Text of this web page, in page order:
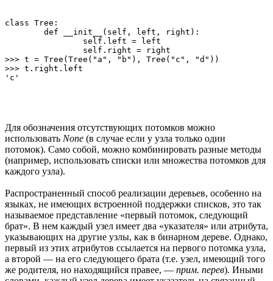
class Tree:
>>> t = Tree(Tree("a", "b"), Tree("c", "d"))
>>> t.right.left
Для обозначения отсутствующих потомков можно
использовать None (в случае если у узла только один
потомок). Само собой, можно комбинировать разные методы
(например, использовать списки или множества потомков для
каждого узла).
Распространенный способ реализации деревьев, особенно на
языках, не имеющих встроенной поддержки списков, это так
называемое представление «первый потомок, следующий
брат». В нем каждый узел имеет два «указателя» или атрибута,
указывающих на другие узлы, как в бинарном дереве. Однако,
первый из этих атрибутов ссылается на первого потомка узла,
а второй — на его следующего брата (т.е. узел, имеющий того
же родителя, но находящийся правее, — прим. перев). Иными